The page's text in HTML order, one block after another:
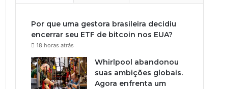
Por que uma gestora brasileira decidiu
encerrar seu ETF de bitcoin nos EUA?
18 horas atrás
Whirlpool abandonou
suas ambições globais.
Agora enfrenta um